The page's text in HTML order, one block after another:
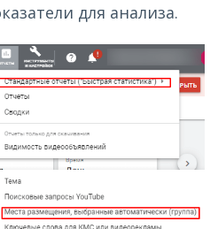
для анализа.